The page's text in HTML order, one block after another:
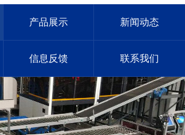
产品展示 新闻动态
信息反馈 联系我们